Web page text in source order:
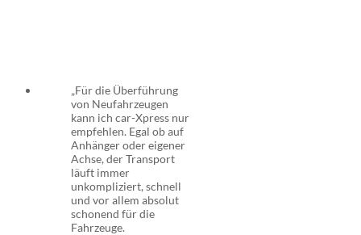
„Für die Überführung
von Neufahrzeugen
kann ich car-Xpress nur
empfehlen. Egal ob auf
Anhänger oder eigener
Achse, der Transport
läuft immer
unkompliziert, schnell
und vor allem absolut
schonend für die
Fahrzeuge.